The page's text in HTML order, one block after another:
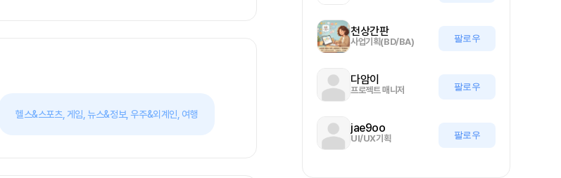
헬스&스포츠, 게임, 뉴스&정보,우주&외계인, 여행
천상간판
사업기획(BD/BA) 팔로우
다암이
프로젝트 매니저 팔로우
jae9oo
UI/UX기획 팔로우